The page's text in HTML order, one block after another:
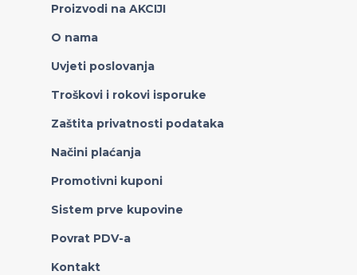
Proizvodi na AKCIJI
O nama
Uvjeti poslovanja
Troškovi i rokovi isporuke
Zaštita privatnosti podataka
Načini plaćanja
Promotivni kuponi
Sistem prve kupovine
Povrat PDV-a
Kontakt